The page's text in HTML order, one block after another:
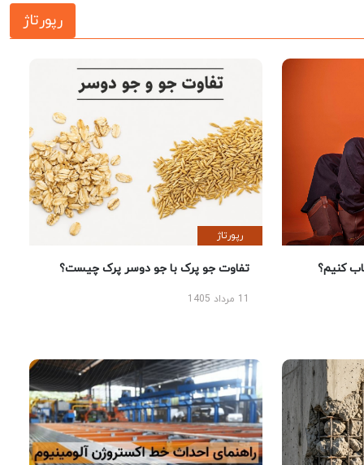
رپورتاژ
کنیم؟
رپورتاژ
تفاوت جو پرک با جو دوسر پرک چیست؟